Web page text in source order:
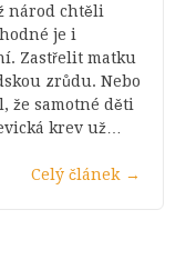
národ chtěli
je i
Zastřelit matku
zrůdu. Nebo
že samotné děti
krev už…
Celý článek →